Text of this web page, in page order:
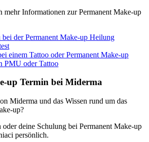
mehr Informationen zur Permanent Make-up
bei der Permanent Make-up Heilung
einem Tattoo oder Permanent Make-up
PMU oder Tattoo
up Termin bei Miderma
Miderma und das Wissen rund um das
up?
deine Schulung bei Permanent Make-up
persönlich.